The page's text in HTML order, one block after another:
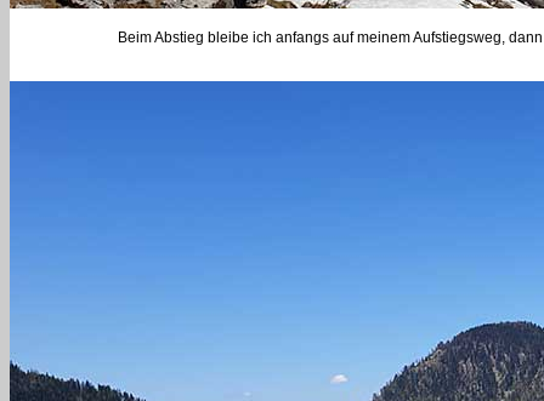
Beim Abstieg bleibe ich anfangs auf meinem Aufstiegsweg,